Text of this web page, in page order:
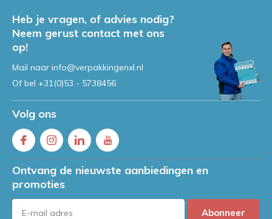
Heb je vragen, of advies nodig?
Neem gerust contact met ons
op!
Mail naar info@verpakkingenxl.nl
Of bel +31(0)53 - 5738456
Volg ons
Ontvang de nieuwste aanbiedingen en
promoties
Abonneer